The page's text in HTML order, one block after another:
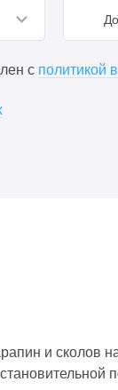
с политикой
и сколов